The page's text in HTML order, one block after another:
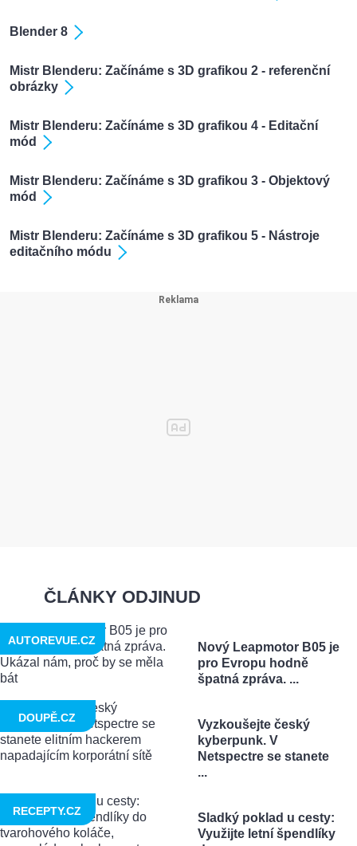
Blender 8
Mistr Blenderu: Začínáme s 3D grafikou 2 - referenční
obrázky
Mistr Blenderu: Začínáme s 3D grafikou 4 - Editační
mód
Mistr Blenderu: Začínáme s 3D grafikou 3 - Objektový
mód
Mistr Blenderu: Začínáme s 3D grafikou 5 - Nástroje
editačního módu
ČLÁNKY ODJINUD
Nový Leapmotor B05 je
pro Evropu hodně
špatná zpráva. ...
AUTOREVUE.CZ
Vyzkoušejte český
kyberpunk. V
Netspectre se stanete
...
DOUPĚ.CZ
Sladký poklad u cesty:
Využijte letní špendlíky
RECEPTY.CZ